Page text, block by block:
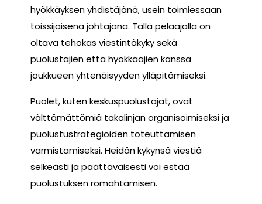
hyökkäyksen yhdistäjänä, usein toimiessaan
toissijaisena johtajana. Tällä pelaajalla on
oltava tehokas viestintäkyky sekä
puolustajien että hyökkääjien kanssa
joukkueen yhtenäisyyden ylläpitämiseksi.
Puolet, kuten keskuspuolustajat, ovat
välttämättömiä takalinjan organisoimiseksi ja
puolustustrategioiden toteuttamisen
varmistamiseksi. Heidän kykynsä viestiä
selkeästi ja päättäväisesti voi estää
puolustuksen romahtamisen.